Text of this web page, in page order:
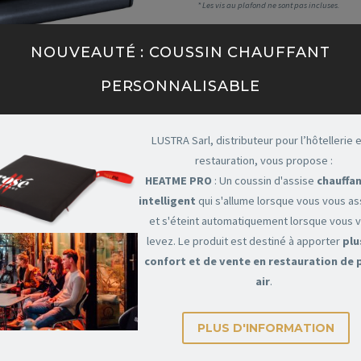
* Les vis au plafond ne sont pas incluses.
MAY BE INTERESTED
NOUVEAUTÉ : COUSSIN CHAUFFANT
PERSONNALISABLE
LUSTRA Sarl, distributeur pour l’hôtellerie
restauration, vous propose :
HEATME PRO : Un coussin d'assise
intelligent qui s'allume lorsque vous vous
et s'éteint automatiquement lorsque vous
levez. Le produit est destiné à apporter
confort et de vente en restauration de
air.
PLUS D'INFORMATION